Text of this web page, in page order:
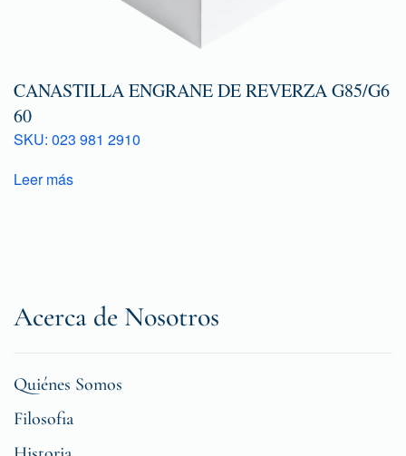
CANASTILLA ENGRANE DE REVERZA G85/G6
60
SKU: 023 981 2910
Leer más
Acerca de Nosotros
Quiénes Somos
Filosofia